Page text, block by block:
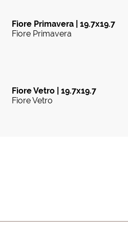
Fiore Primavera | 19.7x19.7
Fiore Primavera
Fiore Vetro | 19.7x19.7
Fiore Vetro